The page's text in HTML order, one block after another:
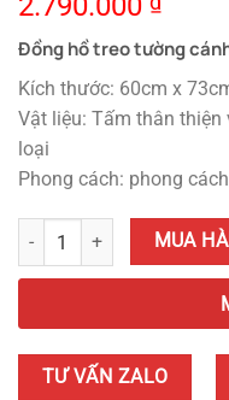
Đồng hồ treo tường
Kích thước: 60cm x
Vật liệu: Tấm thân
loại
Phong cách: phong
Đồng Hồ Treo Tường Cánh
MUA
TƯ VẤN ZALO